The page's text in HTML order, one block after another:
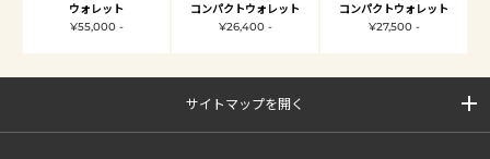
ウォレット
¥55,000 -
コンパクトウォレット
¥26,400 -
コンパクトウォレット
¥27,500 -
サイトマップを開く